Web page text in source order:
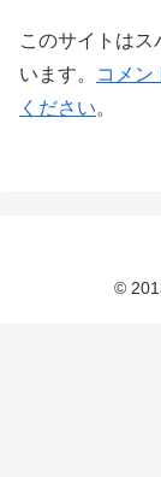
このサイトはス
います。
コメン
ください。
©